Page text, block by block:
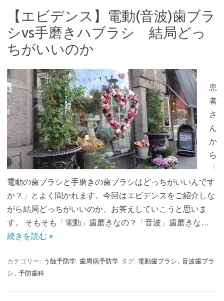
【エビデンス】電動(音波)歯ブラ
シvs手磨きハブラシ 結局どっ
ちがいいのか
患
者
さ
ん
か
ら
「
電動の歯ブラシと手磨きの歯ブラシはどっちがいいんです
か？」とよく聞かれます。今回はエビデンスをご紹介しな
がら結局どっちがいいのか、お答えしていこうと思いま
す。 そもそも「電動」歯磨きなの？「音波」歯磨きな…
続きを読む »
カテゴリー: う蝕予防学 歯周病予防学 タグ: 電動歯ブラシ , 音波歯ブラ
シ , 予防歯科